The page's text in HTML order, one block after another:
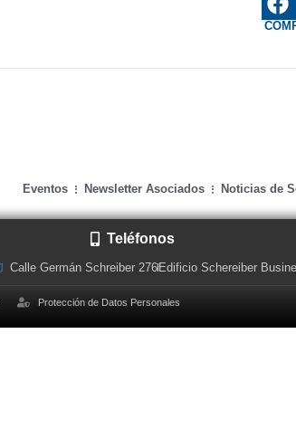
Eventos Newsletter Asociados Noticias de
Teléfonos
Calle Germán Schreiber 276Edificio Schereiber
Protección de Datos Personales